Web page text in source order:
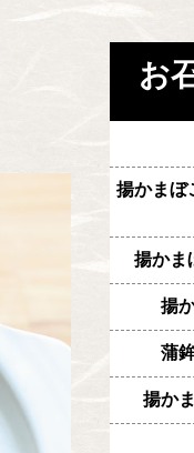
お
揚かまぼ
揚かま
揚
蒲
揚か